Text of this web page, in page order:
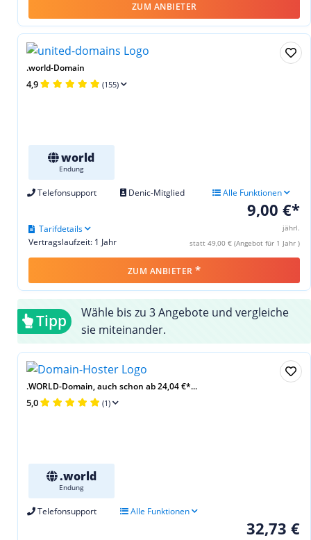
ZUM ANBIETER
.world-Domain
4,9 (155)
world
Endung
Telefonsupport Denic-Mitglied Alle Funktionen
9,00 €*
jährl.
statt 49,00 € (Angebot für 1 Jahr )
Vertragslaufzeit: 1 Jahr
Tarifdetails
ZUM ANBIETER *
Tipp
Wähle bis zu 3 Angebote und vergleiche
sie miteinander.
.WORLD-Domain, auch schon ab 24,04 €*...
5,0 (1)
.world
Endung
Telefonsupport Alle Funktionen
32,73 €